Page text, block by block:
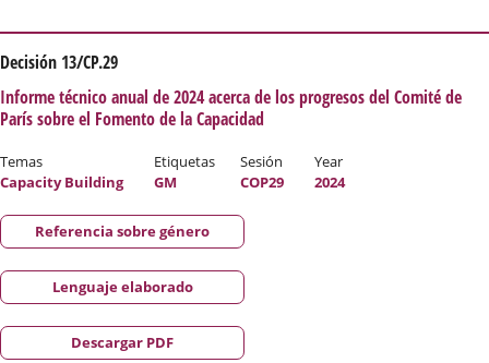
Decisión 13/CP.29
Informe técnico anual de 2024 acerca de los progresos del Comité de
París sobre el Fomento de la Capacidad
Temas
Capacity Building
Etiquetas
GM
Sesión
COP29
Year
2024
Referencia sobre género
Lenguaje elaborado
Descargar PDF